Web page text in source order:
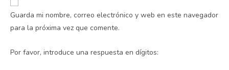
Guarda mi nombre, correo electrónico y web en este navegador
para la próxima vez que comente.
Por favor, introduce una respuesta en dígitos: